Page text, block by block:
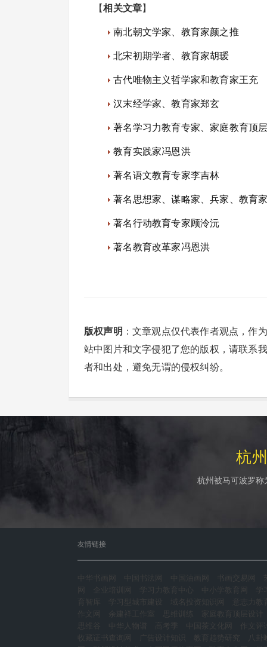
【相关文章】
南北朝文学家、教育家颜之推
北宋初期学者、教育家胡瑷
古代唯物主义哲学家和教育家王充
汉末经学家、教育家郑玄
著名学习力教育专家、家庭教育顶
教育实践家冯恩洪
著名语文教育专家李吉林
著名思想家、谋略家、兵家、教育
著名行动教育专家顾泠沅
著名教育改革家冯恩洪
版权声明 ：文章观点仅代表作者观点，作
站中图片和文字侵犯了您的版权，请联系
者和出处，避免无谓的侵权纠纷。
杭
杭州被马可波罗
友情链接
中华书画网 中国书法网 中国油画网 书画交易网
网
企业培训网 学习力教育中心 中小学教育网
育智库
学习型城市建设 域名投资知识网
意志力教
作文网
余建祥工作室 思维训练
家庭教育顶层设计
思维谷
中华人物谱 高考季 中国茶文化网
作文评
收藏证书查询网
广告设计知识 教育趋势研究
八卦